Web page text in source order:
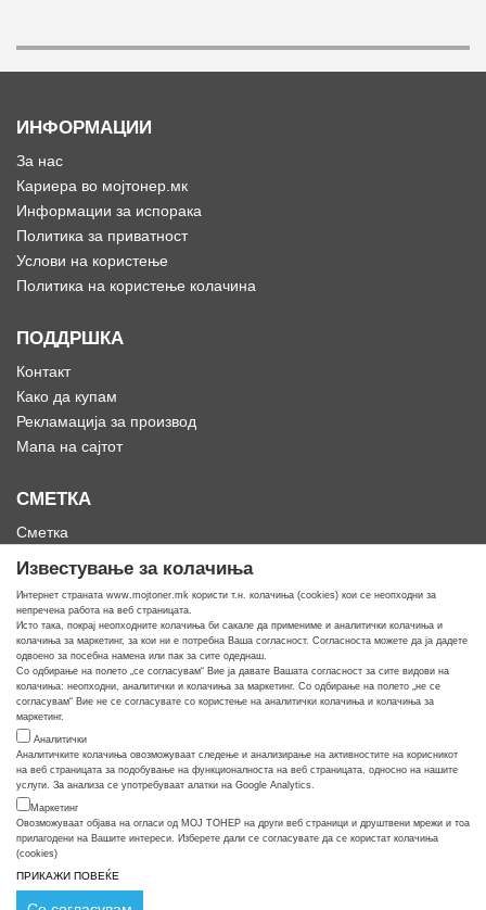
Известување за колачиња
Интернет страната www.mojtoner.mk користи т.н. колачиња (cookies) кои се неопходни за
непречена работа на веб страницата.
Исто така, покрај неопходните колачиња би сакале да примениме и аналитички колачиња и
колачиња за маркетинг, за кои ни е потребна Ваша согласност. Согласноста можете да ја дадете
одвоено за посебна намена или пак за сите одеднаш.
Со одбирање на полето „се согласувам“ Вие ја давате Вашата согласност за сите видови на
колачиња: неопходни, аналитички и колачиња за маркетинг. Со одбирање на полето „не се
согласувам“ Вие не се согласувате со користење на аналитички колачиња и колачиња за
маркетинг.
Аналитички
Аналитичките колачиња овозможуваат следење и анализирање на активностите на корисникот
на веб страницата за подобување на функционалноста на веб страницата, односно на нашите
услуги. За анализа се употребуваат алатки на Google Analytics.
Маркетинг
Овозможуваат објава на огласи од МОЈ ТОНЕР на други веб страници и друштвени мрежи и тоа
прилагодени на Вашите интереси. Изберете дали се согласувате да се користат колачиња
(cookies)
ПРИКАЖИ ПОВЕЌЕ
ИНФОРМАЦИИ
За нас
Кариера во мојтонер.мк
Информации за испорака
Политика за приватност
Услови на користење
Политика на користење колачина
ПОДДРШКА
Контакт
Како да купам
Рекламација за производ
Мапа на сајтот
СМЕТКА
Сметка
Омилени
Кога ти треба тонер
© COPYRIGHT APOLLO 2026